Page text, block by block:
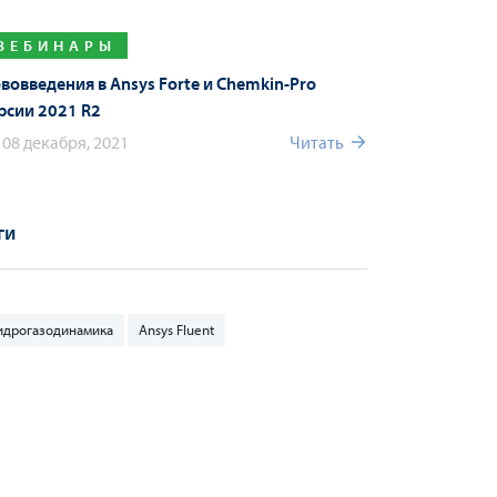
в Ansys Forte и Chemkin-Pro
2021 R2
08 декабря, 2021
Читать
Ansys Fluent